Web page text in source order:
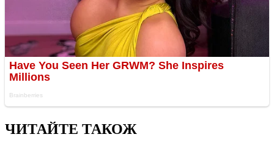
ЧИТАЙТЕ ТАКОЖ